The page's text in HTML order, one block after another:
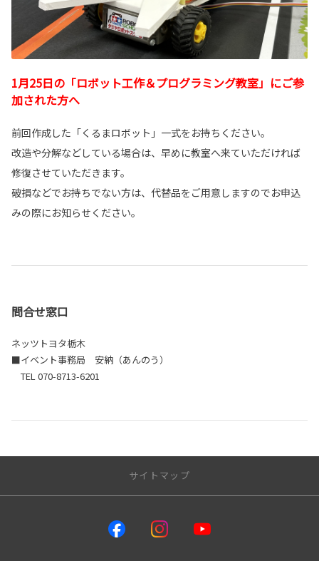
1月25日の「ロボット工作＆プログラミング教室」にご参
加された方へ
前回作成した「くるまロボット」一式をお持ちください。
改造や分解などしている場合は、早めに教室へ来ていただければ
修復させていただきます。
破損などでお持ちでない方は、代替品をご用意しますのでお申込
みの際にお知らせください。
問合せ窓口
ネッツトヨタ栃木
■イベント事務局 安納（あんのう）
TEL 070-8713-6201
サイトマップ